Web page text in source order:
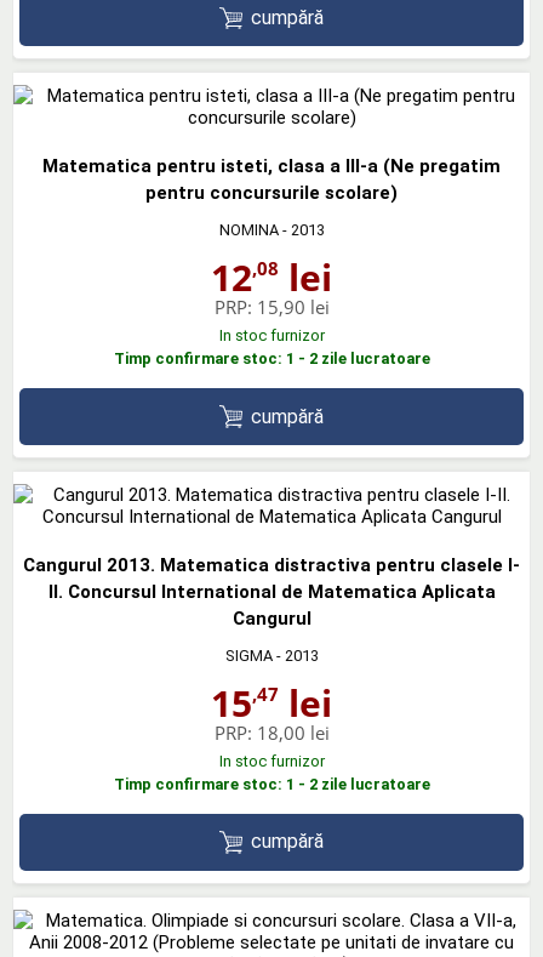
cumpără
Matematica pentru isteti, clasa a III-a (Ne pregatim
pentru concursurile scolare)
NOMINA- 2013
12,08 lei
PRP: 15,90 lei
In stoc furnizor
Timp confirmare stoc: 1 - 2 zile lucratoare
cumpără
Cangurul 2013. Matematica distractiva pentru clasele I-
II. Concursul International de Matematica Aplicata
Cangurul
SIGMA- 2013
15,47 lei
PRP: 18,00 lei
In stoc furnizor
Timp confirmare stoc: 1 - 2 zile lucratoare
cumpără